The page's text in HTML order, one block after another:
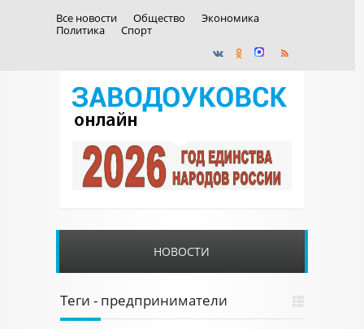
Все новости Общество
Экономика
Политика
Спорт
НОВОСТИ
Теги - предприниматели